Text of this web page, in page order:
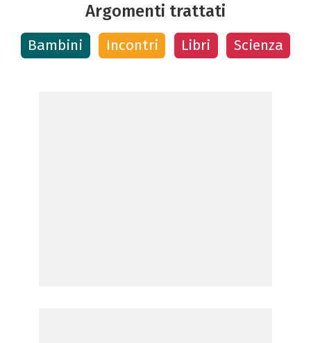
Argomenti trattati
Bambini Incontri Libri Scienza